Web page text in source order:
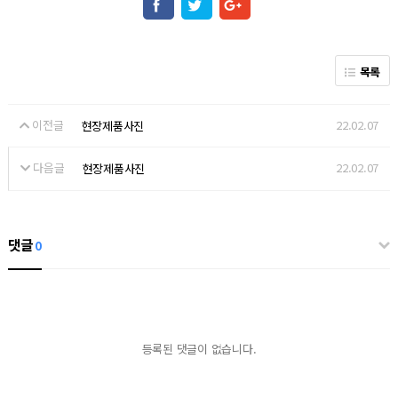
목록
이전글 현장제품사진 22.02.07
다음글 현장제품사진 22.02.07
댓글0
등록된 댓글이 없습니다.